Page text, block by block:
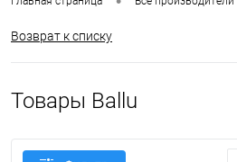
Возврат к списку
Товары Ballu